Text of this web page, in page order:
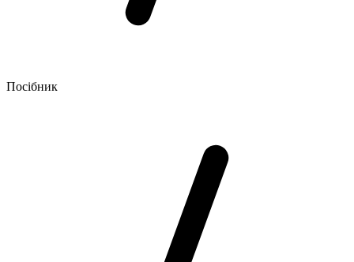
Посібник